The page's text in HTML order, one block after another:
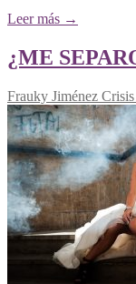
Leer más →
¿ME
Frauky Jiménez Crisis